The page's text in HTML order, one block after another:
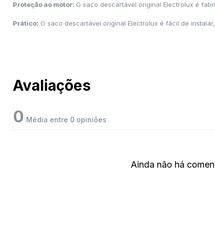
Proteção ao motor: O saco descartável original Electrolux é
Prático: O saco descartável original Electrolux é fácil de
Avaliações
0 Média entre 0 opiniões
Ainda não há